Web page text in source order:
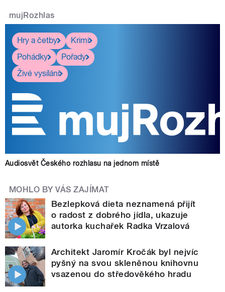
mujRozhlas
Hry a četby
Krimi
Pohádky
Pořady
Živé vysílání
Audiosvět Českého rozhlasu na jednom místě
MOHLO BY VÁS ZAJÍMAT
Bezlepková dieta neznamená přijít
o radost z dobrého jídla, ukazuje
autorka kuchařek Radka Vrzalová
Architekt Jaromír Kročák byl nejvíc
pyšný na svou skleněnou knihovnu
vsazenou do středověkého hradu